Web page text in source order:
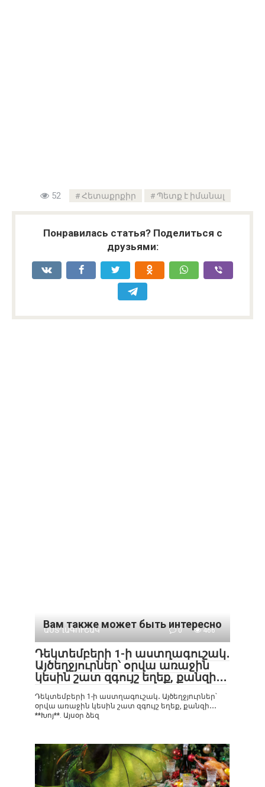
52 Հետաքրքիր Պետք է իմանալ
Понравилась статья? Поделиться с
друзьями:
Вам также может быть интересно
ԱՍՏՂԱԳՈՒՇԱԿ 0 466
Դեկտեմբերի 1-ի աստղագուշակ․
Այծեղջյուրներ՝ օրվա առաջին
կեսին շատ զգույշ եղեք, քանզի․․․
Դեկտեմբերի 1-ի աստղագուշակ․ Այծեղջյուրներ՝
օրվա առաջին կեսին շատ զգույշ եղեք, քանզի․․․
**Խոյ**. Այսօր ձեզ